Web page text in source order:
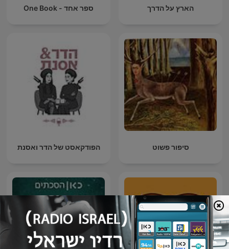
הארץ על הדרך ספר אחד - One Book
סיפור פשוט הפודקאסט של הדר ואסנת